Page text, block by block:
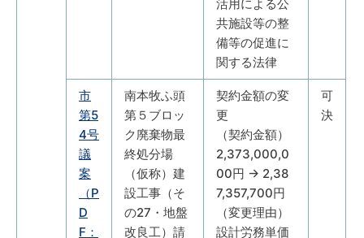
活用による公
共施設等の整
備等の促進に
関する法律
市
第5
4号
議
案
（P
D
F：
南本牧ふ頭
第５ブロッ
ク廃棄物最
終処分場
（仮称）建
設工事（そ
の27・地盤
改良工）請
契約金額の変
更
（契約金額）
2,373,000,0
00円 → 2,38
7,357,700円
（変更理由）
設計労務単価
可
決